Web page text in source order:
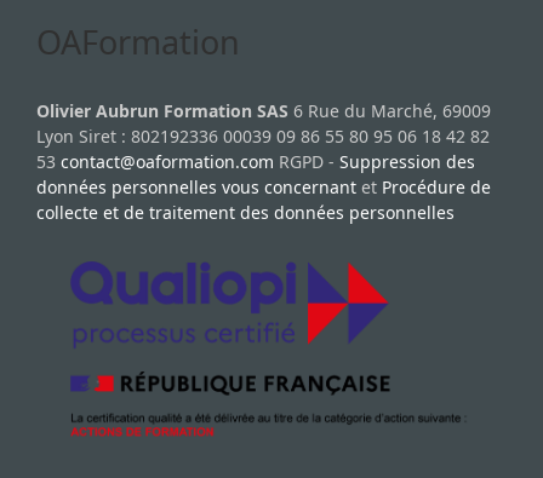
OAFormation
Olivier Aubrun Formation SAS 6 Rue du Marché, 69009
Lyon Siret : 802192336 00039 09 86 55 80 95 06 18 42 82
53 contact@oaformation.com RGPD - Suppression des
données personnelles vous concernant et Procédure de
collecte et de traitement des données personnelles